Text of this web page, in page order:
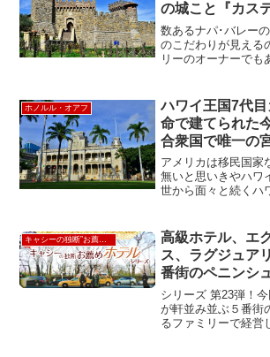
の城こと『カス
ロサ』 ～
～
数あるナパ･バレー
のこだわりが見える
リーのオーナーでも
パマニアの彼が、イ
ホノルル・オアフ
ハワイ王国7代
命で建てられた
合衆国で唯一の
パレス』
アメリカは移民国家
無いと思いきやハワ
世から面々と続くハ
的で1879年に建設を
オラニ・パレ...
キャシーの独断”お薦め”ホテル
高級ホテル、エ
ス、ラグジュア
番街のペニンシュラ
Peninsula New
シリーズ 第23弾！
が軒並み並ぶ５番街
るファミリーで経営